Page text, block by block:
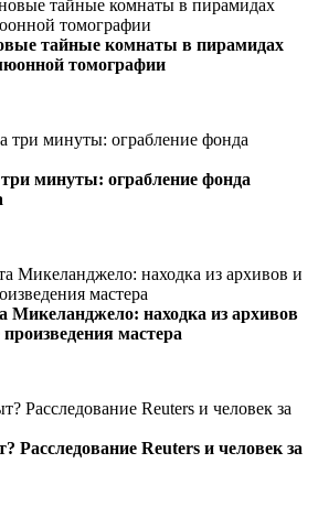
тайные комнаты в пирамидах
томографии
минуты: ограбление фонда
Микеланджело: находка из архивов
мастера
Расследование Reuters и человек за